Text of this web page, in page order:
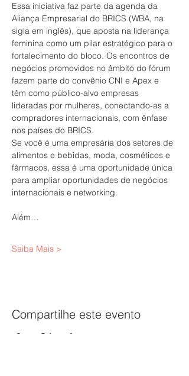
Essa iniciativa faz parte da agenda da
Aliança Empresarial do BRICS (WBA, na
sigla em inglês), que aposta na liderança
feminina como um pilar estratégico para o
fortalecimento do bloco. Os encontros de
negócios promovidos no âmbito do fórum
fazem parte do convênio CNI e Apex e
têm como público-alvo empresas
lideradas por mulheres, conectando-as a
compradores internacionais, com ênfase
nos países do BRICS.
Se você é uma empresária dos setores de
alimentos e bebidas, moda, cosméticos e
fármacos, essa é uma oportunidade única
para ampliar oportunidades de negócios
internacionais e networking.
Além…
Saiba Mais >
Compartilhe este evento